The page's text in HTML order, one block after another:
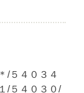
/５４０３４
/５４０３０/